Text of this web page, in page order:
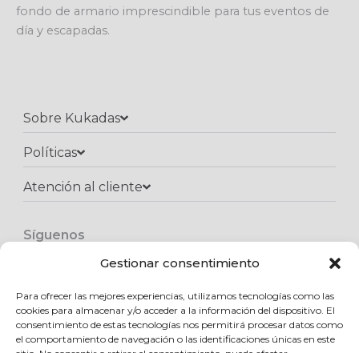
Gestionar consentimiento
Para ofrecer las mejores experiencias, utilizamos tecnologías como las
cookies para almacenar y/o acceder a la información del dispositivo. El
consentimiento de estas tecnologías nos permitirá procesar datos como
el comportamiento de navegación o las identificaciones únicas en este
fondo de armario imprescindible para tus eventos de
día y escapadas.
Sobre Kukadas
Políticas
Atención al cliente​
Síguenos
e
b
o
o
t
a
g
r
h
t
s
a
p
Copyright © 2025 Kukadas.com | Todos los derechos reservados